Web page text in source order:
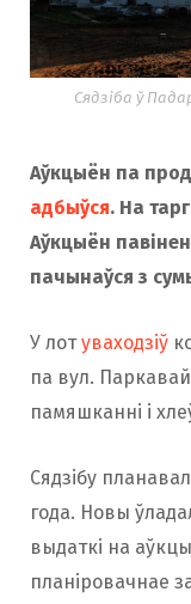
Сядзіба ў
Аўкцыён па
адбыўся. На
Аўкцыён
пачынаўся з
У лотуваходзіў
па вул.
памяшканні і
Сядзібу
года. Новы
выдаткі на
планіровачнае